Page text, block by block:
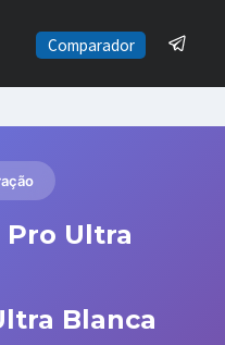
Comparador
Pro Ultra
Blanca